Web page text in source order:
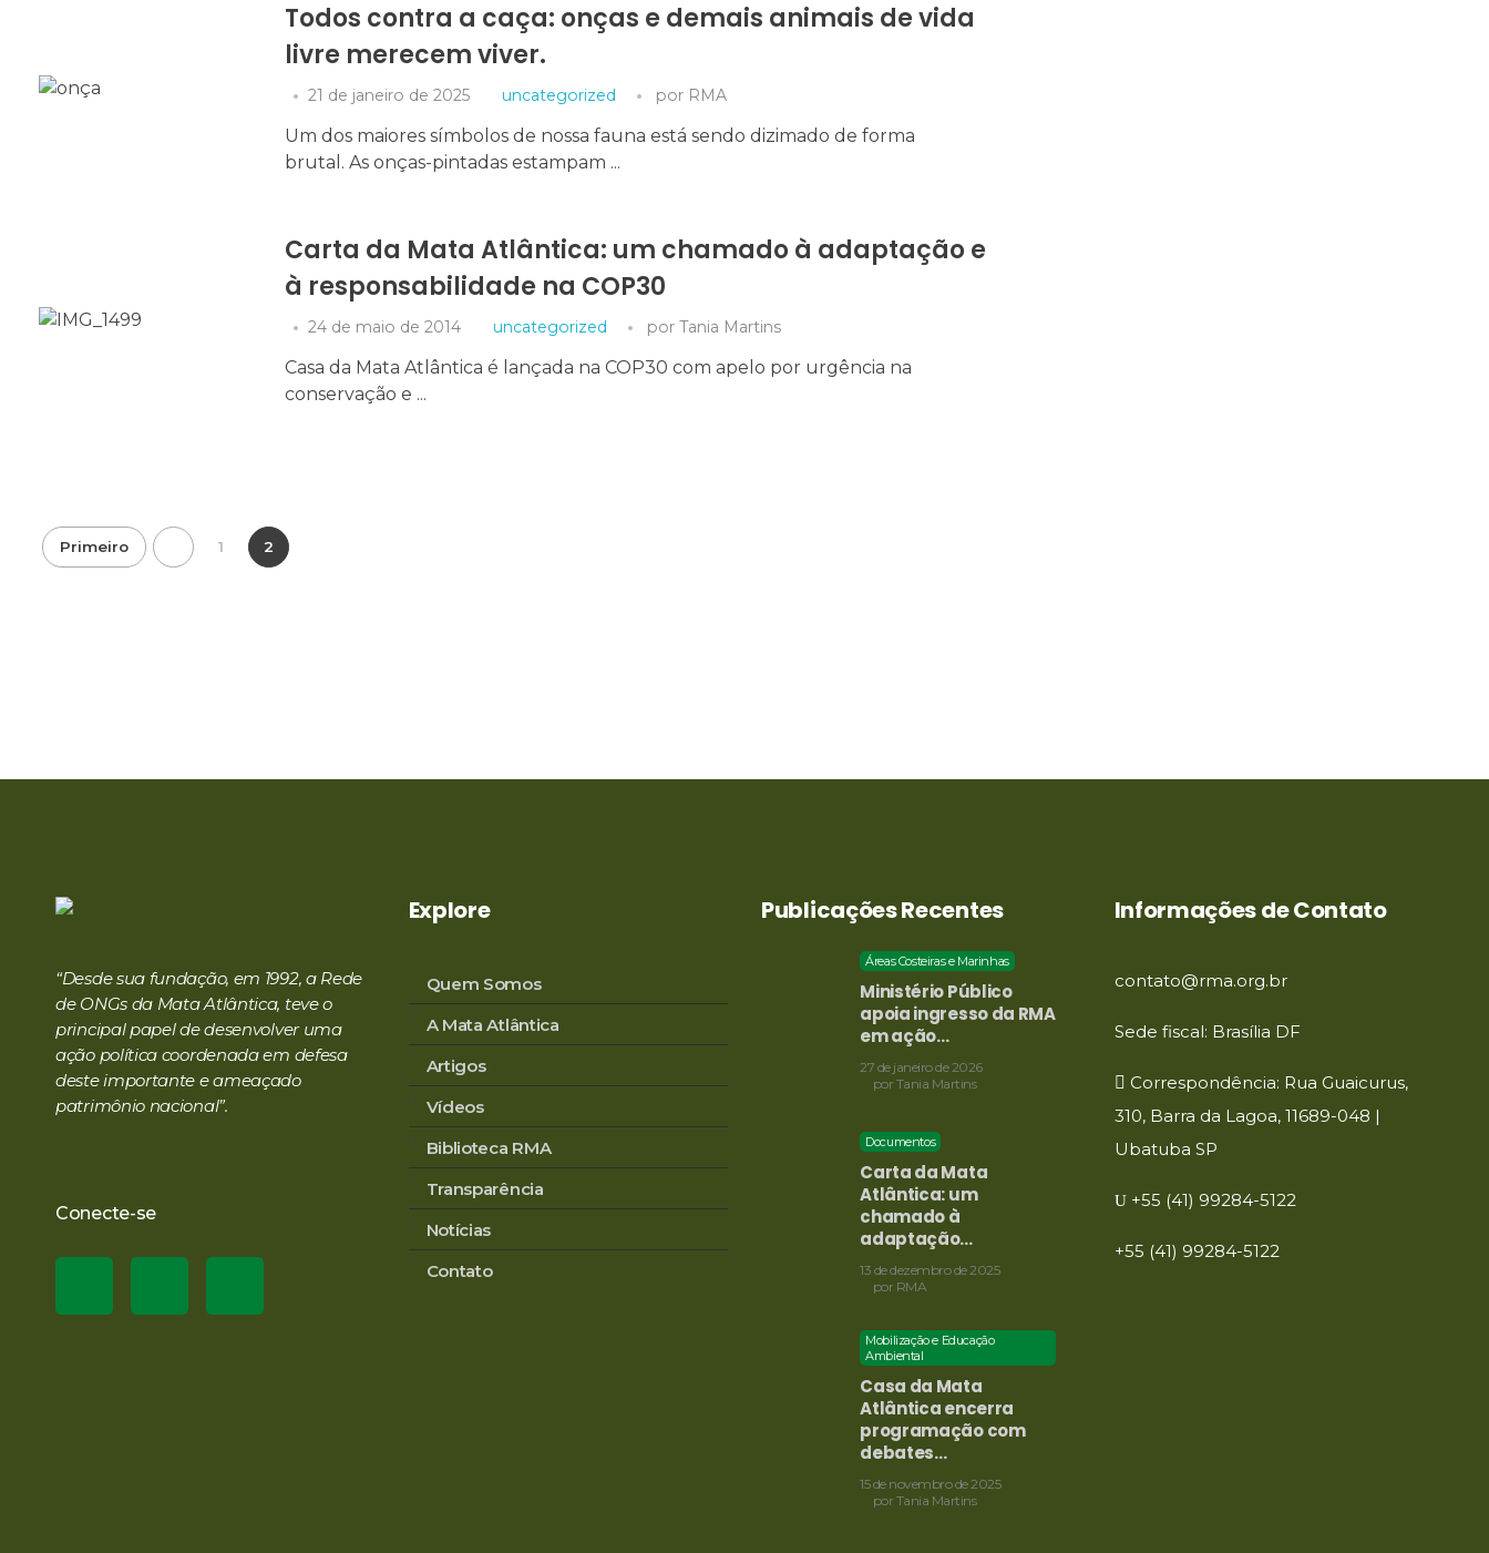
Todos contra a caça: onças e demais animais de vida
livre merecem viver.
21 de janeiro de 2025 uncategorized por RMA
Um dos maiores símbolos de nossa fauna está sendo dizimado de forma
brutal. As onças-pintadas estampam ...
Carta da Mata Atlântica: um chamado à adaptação e
à responsabilidade na COP30
24 de maio de 2014 uncategorized por Tania Martins
Casa da Mata Atlântica é lançada na COP30 com apelo por urgência na
conservação e ...
Primeiro 1 2
“Desde sua fundação, em 1992, a Rede
de ONGs da Mata Atlântica, teve o
principal papel de desenvolver uma
ação política coordenada em defesa
deste importante e ameaçado
patrimônio nacional”.
Conecte-se
Explore
Quem Somos
A Mata Atlântica
Artigos
Vídeos
Biblioteca RMA
Transparência
Notícias
Contato
Publicações Recentes
Áreas Costeiras e Marinhas
Ministério Público
apoia ingresso da RMA
em ação…
27 de janeiro de 2026
por Tania Martins
Documentos
Carta da Mata
Atlântica: um
chamado à
adaptação…
13 de dezembro de 2025
por RMA
Mobilização e Educação
Ambiental
Casa da Mata
Atlântica encerra
programação com
debates…
15 de novembro de 2025
por Tania Martins
Informações de Contato
contato@rma.org.br
Sede fiscal: Brasília DF
Correspondência: Rua Guaicurus,
310, Barra da Lagoa, 11689-048 |
Ubatuba SP
+55 (41) 99284-5122
+55 (41) 99284-5122
Marketing
Ao compartilhar